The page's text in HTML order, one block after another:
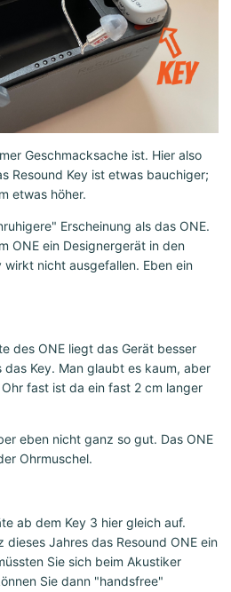
Geschmacksache ist. Hier also
Resound Key ist etwas bauchiger;
etwas höher.
Erscheinung als das ONE.
ONE ein Designergerät in den
wirkt nicht ausgefallen. Eben ein
des ONE liegt das Gerät besser
Key. Man glaubt es kaum, aber
fast ist da ein fast 2 cm langer
eben nicht ganz so gut. Das ONE
Ohrmuschel.
ab dem Key 3 hier gleich auf.
Jahres das Resound ONE ein
Sie sich beim Akustiker
Sie dann "handsfree"